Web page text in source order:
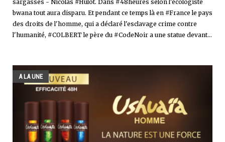
sargasses - Nicolas #Hulot. Dans #48heures selon l'écologiste
bwana tout aura disparu. Et pendant ce temps là en #France le pays
des droits de l'homme, qui a déclaré l'esclavage crime contre
l'humanité, #COLBERT le père du #CodeNoir a une statue devant...
A LA UNE